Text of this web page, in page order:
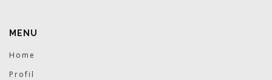
MENU
Home
Profil